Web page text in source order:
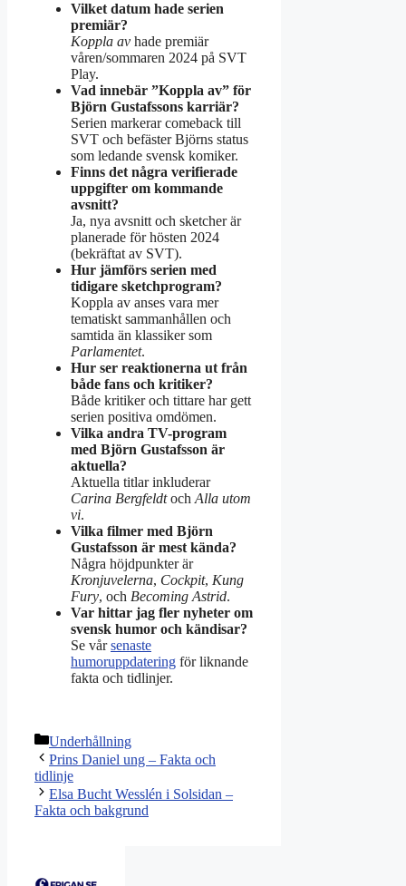
Vilket datum hade serien
premiär?
Koppla av hade premiär
våren/sommaren 2024 på SVT
Play.
Vad innebär ”Koppla av” för
Björn Gustafssons karriär?
Serien markerar comeback till
SVT och befäster Björns status
som ledande svensk komiker.
Finns det några verifierade
uppgifter om kommande
avsnitt?
Ja, nya avsnitt och sketcher är
planerade för hösten 2024
(bekräftat av SVT).
Hur jämförs serien med
tidigare sketchprogram?
Koppla av anses vara mer
tematiskt sammanhållen och
samtida än klassiker som
Parlamentet.
Hur ser reaktionerna ut från
både fans och kritiker?
Både kritiker och tittare har gett
serien positiva omdömen.
Vilka andra TV-program
med Björn Gustafsson är
aktuella?
Aktuella titlar inkluderar
Carina Bergfeldtoch Alla utom
vi.
Vilka filmer med Björn
Gustafsson är mest kända?
Några höjdpunkter är
Kronjuvelerna, Cockpit, Kung
Fury, och Becoming Astrid.
Var hittar jag fler nyheter om
svensk humor och kändisar?
Se vårsenaste
humoruppdatering för liknande
fakta och tidlinjer.
Kategorier
Underhållning
Prins Daniel ung – Fakta och
tidlinje
Elsa Bucht Wesslén i Solsidan –
Fakta och bakgrund